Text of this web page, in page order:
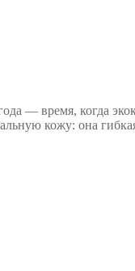
— время, когда
кожу: она